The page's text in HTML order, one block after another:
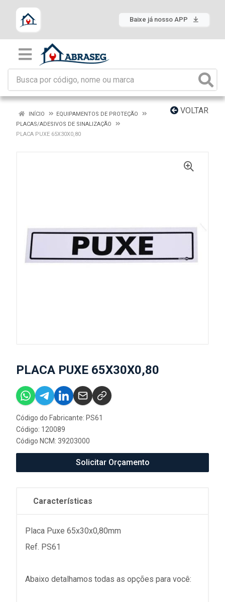
Baixe já nosso APP
VOLTAR
INÍCIO
EQUIPAMENTOS DE PROTEÇÃO
PLACAS/ADESIVOS DE SINALIZAÇÃO
PLACA PUXE 65X30X0,80
PLACA PUXE 65X30X0,80
Código do Fabricante: PS61
Código: 120089
Código NCM: 39203000
Solicitar Orçamento
Características
Placa Puxe 65x30x0,80mm
Ref. PS61
Abaixo detalhamos todas as opções para você: